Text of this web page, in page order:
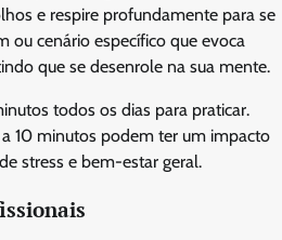
e respire profundamente para se
ou cenário específico que evoca
que se desenrole na sua mente.
todos os dias para praticar.
10 minutos podem ter um impacto
stress e bem-estar geral.